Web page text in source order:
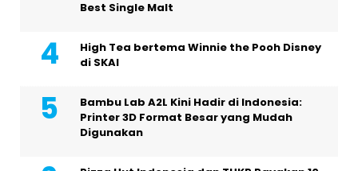
Best Single Malt
High Tea bertema Winnie the Pooh Disney
di SKAI
Bambu Lab A2L Kini Hadir di Indonesia:
Printer 3D Format Besar yang Mudah
Digunakan